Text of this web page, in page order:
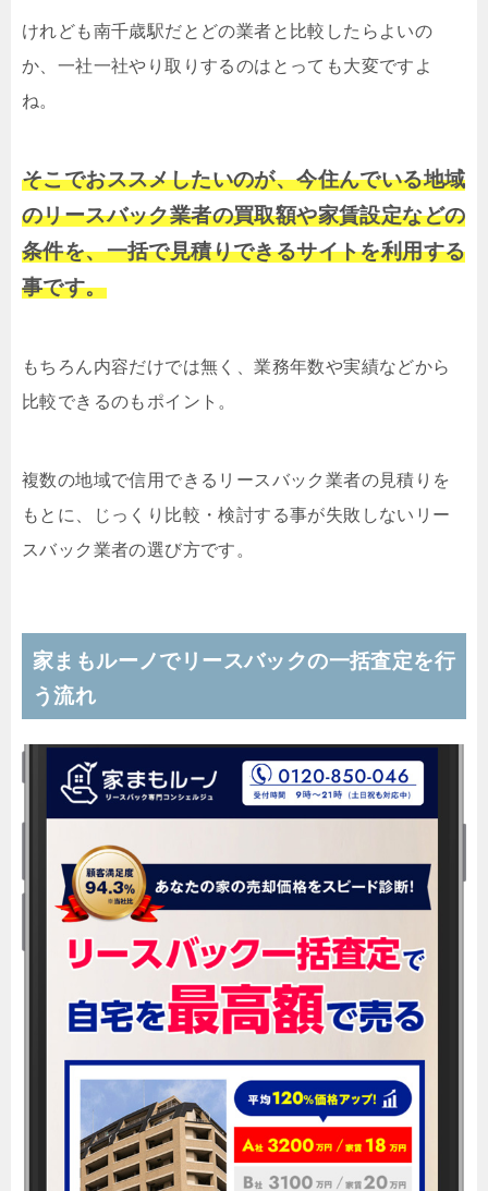
けれども南千歳駅だとどの業者と比較したらよいの
か、一社一社やり取りするのはとっても大変ですよ
ね。
そこでおススメしたいのが、今住んでいる地域
のリースバック業者の買取額や家賃設定などの
条件を、一括で見積りできるサイトを利用する
事です。
もちろん内容だけでは無く、業務年数や実績などから
比較できるのもポイント。
複数の地域で信用できるリースバック業者の見積りを
もとに、じっくり比較・検討する事が失敗しないリー
スバック業者の選び方です。
家まもルーノでリースバックの一括査定を行
う流れ